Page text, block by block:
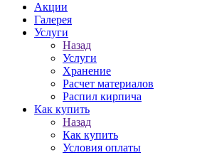
Акции
Галерея
Услуги
Назад
Услуги
Хранение
Расчет материалов
Распил кирпича
Как купить
Назад
Как купить
Условия оплаты